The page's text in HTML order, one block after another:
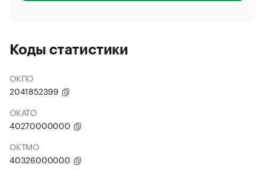
Коды статистики
ОКПО
2041852399
ОКАТО
40270000000
ОКТМО
40326000000